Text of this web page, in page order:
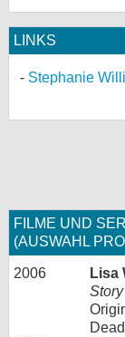
LINKS
Stephanie
FILME UND
(AUSWAHL
2006 Lisa